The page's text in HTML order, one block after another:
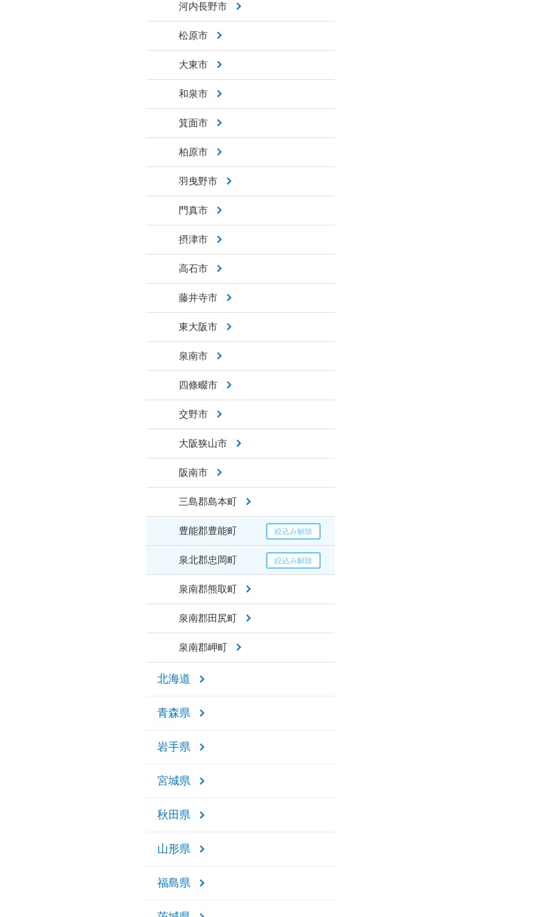
河内長野市
松原市
大東市
和泉市
箕面市
柏原市
羽曳野市
門真市
摂津市
高石市
藤井寺市
東大阪市
泉南市
四條畷市
交野市
大阪狭山市
阪南市
三島郡島本町
豊能郡豊能町
泉北郡忠岡町
泉南郡熊取町
泉南郡田尻町
泉南郡岬町
北海道
青森県
岩手県
宮城県
秋田県
山形県
福島県